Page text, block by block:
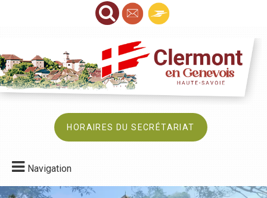
HORAIRES DU SECRÉTARIAT
Navigation